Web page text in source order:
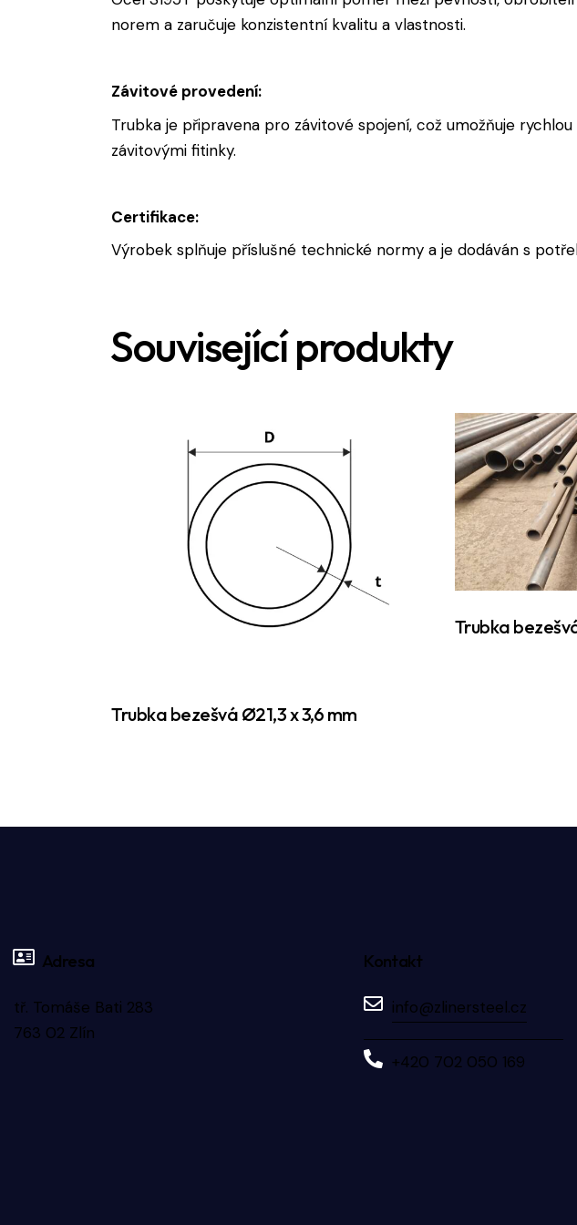
norem a zaručuje konzistentní kvalitu a vlastnosti.
Závitové provedení:
Trubka je připravena pro závitové spojení, což umožňuje
závitovými fitinky.
Certifikace:
Výrobek splňuje příslušné technické normy a je dodáván s
Související produkty
Trubka bezešvá Ø21,3 x 3,6 mm
Trubka
Adresa
tř. Tomáše Bati 283
763 02 Zlín
Kontakt
info@zlinersteel.cz
+420 702 050 169